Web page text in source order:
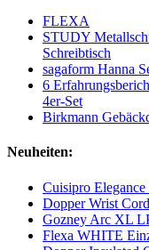
FLEXA
STUDY
Schreibtisch
sagaform Hanna
6
4er-Set
Birkmann
Neuheiten:
Cuisipro
Dopper Wrist
Gozney Arc XL
Flexa WHITE